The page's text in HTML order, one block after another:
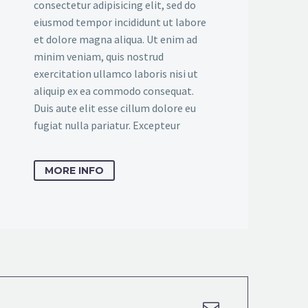
consectetur adipisicing elit, sed do
eiusmod tempor incididunt ut labore
et dolore magna aliqua. Ut enim ad
minim veniam, quis nostrud
exercitation ullamco laboris nisi ut
aliquip ex ea commodo consequat.
Duis aute elit esse cillum dolore eu
fugiat nulla pariatur. Excepteur
MORE INFO